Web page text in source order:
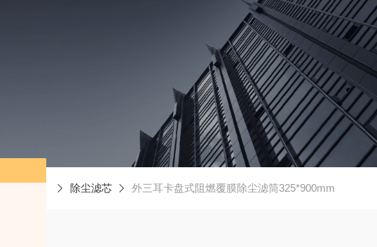
除尘滤芯 外三耳卡盘式阻燃覆膜除尘滤筒325*900mm